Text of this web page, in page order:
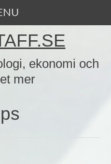
ekonomi och
mer